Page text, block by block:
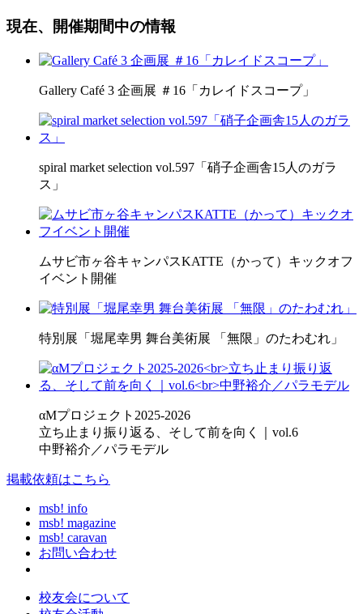
現在、開催期間中の情報
Gallery Café 3 企画展 ＃16「カレイドスコープ」
spiral market selection vol.597「硝子企画舎15人のガラ
ス」
ムサビ市ヶ谷キャンパスKATTE（かって）キックオフ
イベント開催
特別展「堀尾幸男 舞台美術展 「無限」のたわむれ」
αMプロジェクト2025-2026
立ち止まり振り返る、そして前を向く｜vol.6
中野裕介／パラモデル
掲載依頼はこちら
msb! info
msb! magazine
msb! caravan
お問い合わせ
校友会について